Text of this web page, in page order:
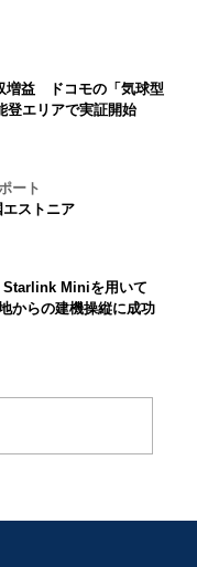
増益 ドコモの「気球型
登エリアで実証開始
ート
エストニア
Starlink Miniを用いて
からの建機操縦に成功